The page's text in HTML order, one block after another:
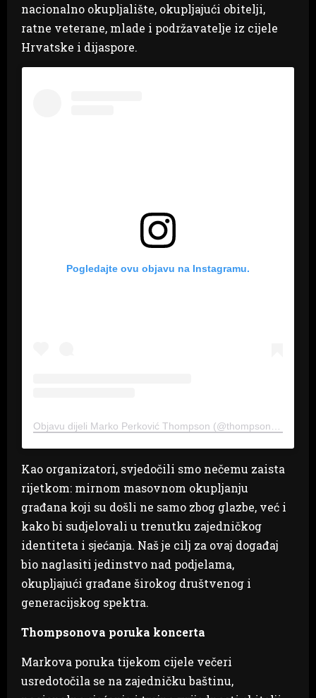
nacionalno okupljalište, okupljajući obitelji,
ratne veterane, mlade i podržavatelje iz cijele
Hrvatske i dijaspore.
Pogledajte ovu objavu na Instagramu.
Kao organizatori, svjedočili smo nečemu zaista
rijetkom: mirnom masovnom okupljanju
građana koji su došli ne samo zbog glazbe, već i
kako bi sudjelovali u trenutku zajedničkog
identiteta i sjećanja. Naš je cilj za ovaj događaj
bio naglasiti jedinstvo nad podjelama,
okupljajući građane širokog društvenog i
generacijskog spektra.
Thompsonova poruka koncerta
Markova poruka tijekom cijele večeri
usredotočila se na zajedničku baštinu,